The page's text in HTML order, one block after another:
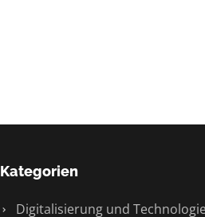
Kategorien
Digitalisierung und